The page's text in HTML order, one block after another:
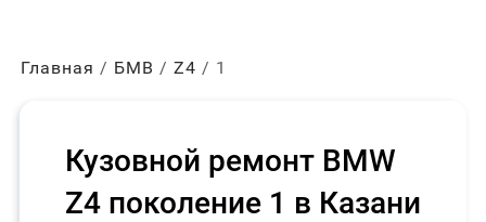
Главная БМВ Z4 1
Кузовной ремонт BMW
Z4 поколение 1 в Казани